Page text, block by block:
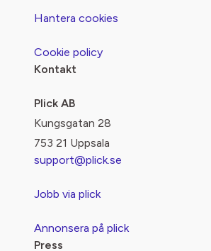
Hantera cookies
Cookie policy
Kontakt
Plick AB
Kungsgatan 28
753 21 Uppsala
support@plick.se
Jobb via plick
Annonsera på plick
Press